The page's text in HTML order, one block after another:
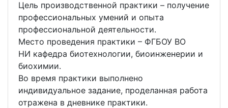
Цель производственной практики – получение
профессиональных умений и опыта
профессиональной деятельности.
Место проведения практики – ФГБОУ ВО
НИ кафедра биотехнологии, биоинженерии и
биохимии.
Во время практики выполнено
индивидуальное задание, проделанная работа
отражена в дневнике практики.